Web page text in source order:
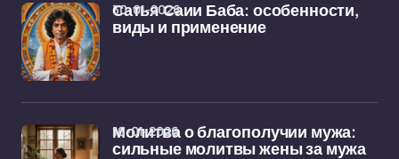
Сатья Саии Баба: особенности,
виды и применение
30-01-2026
Молитва о благополучии мужа:
сильные молитвы жены за мужа
16-01-2026